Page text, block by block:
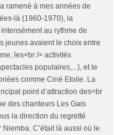
ramené à mes années de
là (1960-1970), la
au rythme de
jeunes avaient le choix entre
les<br /> activités
populaires,...), et le
comme Ciné Etoile. La
point d’attraction des<br
des chanteurs Les Gais
la direction du regretté
C’était là aussi où le